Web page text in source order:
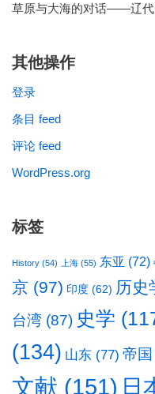
草原与大海的对话——辽代
其他操作
登录
条目 feed
评论 feed
WordPress.org
标签
History (54) 上海 (55) 东亚 (72)
京 (97) 印度 (62) 历史
台湾 (87) 史学
(134) 山东 (77) 帝国
文献 (151) 日